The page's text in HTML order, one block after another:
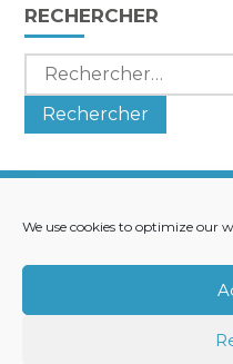
We use cookies to optimize our
RECHERCHER
Rechercher :
Principale
NOS